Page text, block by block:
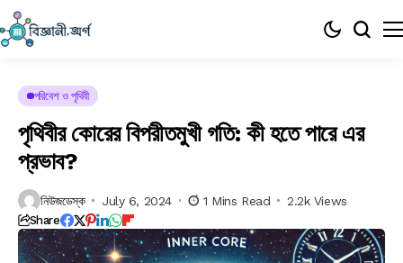
পরিবেশ ও পৃথিবী
পৃথিবীর কোরের বিপরীতমুখী গতি: কী হতে পারে এর
প্রভাব?
নিউজডেস্ক July 6, 2024 1 Mins Read 2.2k Views
Share